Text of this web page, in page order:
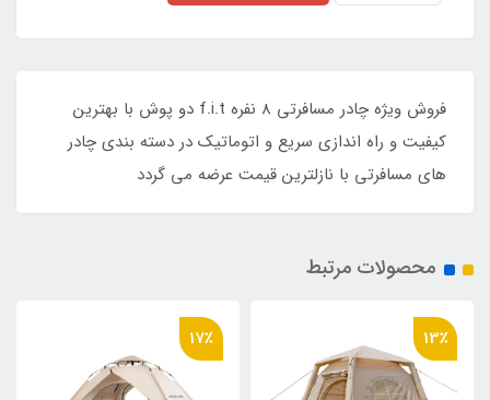
فروش ویژه چادر مسافرتی 8 نفره f.i.t دو پوش با بهترین
کیفیت و راه اندازی سریع و اتوماتیک در دسته بندی چادر
های مسافرتی با نازلترین قیمت عرضه می گردد
محصولات مرتبط